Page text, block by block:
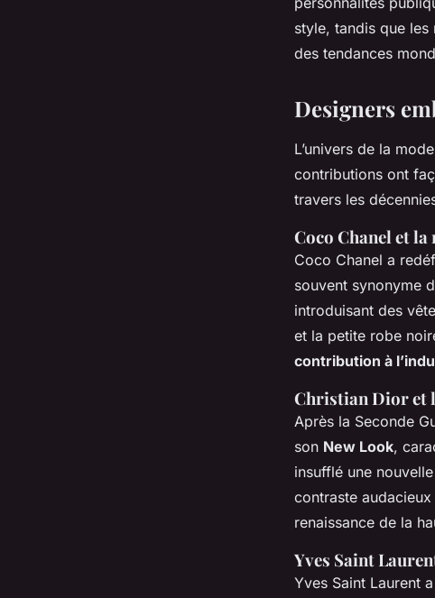
style, tandis que
des tendances
Designers
L’univers de la
contributions ont
travers les
Coco Chanel et
Coco Chanel a
souvent synonyme
introduisant des
et la petite robe
contribution à
Christian Dior et
Après la Seconde
son New Look,
insufflé une
contraste
renaissance de la
Yves Saint
Yves Saint Laurent